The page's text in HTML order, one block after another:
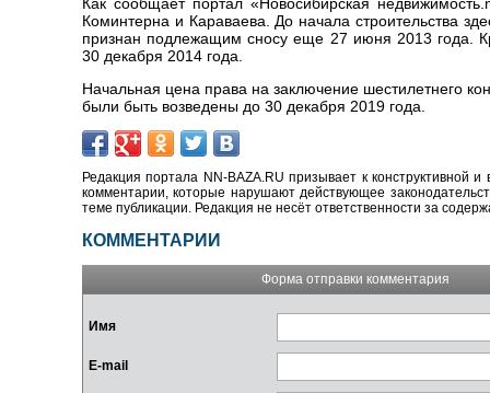
Как сообщает портал «Новосибирская
Коминтерна и Караваева. До начала строительства
признан подлежащим сносу еще 27 июня 2013 года.
30 декабря 2014 года.
Начальная цена права на заключение шестилетнего
были быть возведены до 30 декабря 2019 года.
Редакция портала NN-BAZA.RU призывает к конструктивной
комментарии, которые нарушают действующее
теме публикации. Редакция не несёт ответственности за
КОММЕНТАРИИ
Форма отправки комментария
Имя
E-mail